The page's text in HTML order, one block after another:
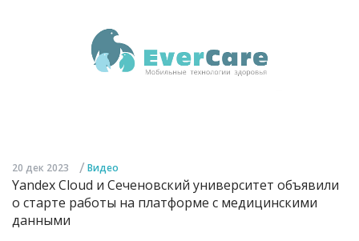
20 дек 2023 / Видео
Yandex Cloud и Сеченовский университет объявили
о старте работы на платформе с медицинскими
данными